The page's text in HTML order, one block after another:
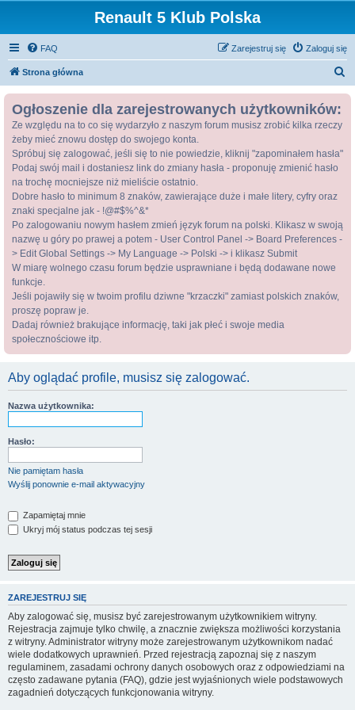
Renault 5 Klub Polska
FAQ Zaloguj się
Zarejestruj się
Strona główna
Ogłoszenie dla zarejestrowanych użytkowników:
Ze względu na to co się wydarzyło z naszym forum musisz zrobić kilka rzeczy
żeby mieć znowu dostęp do swojego konta.
Spróbuj się zalogować, jeśli się to nie powiedzie, kliknij "zapominałem hasła"
Podaj swój mail i dostaniesz link do zmiany hasła - proponuję zmienić hasło
na trochę mocniejsze niż mieliście ostatnio.
Dobre hasło to minimum 8 znaków, zawierające duże i małe litery, cyfry oraz
znaki specjalne jak - !@#$%^&*
Po zalogowaniu nowym hasłem zmień język forum na polski. Klikasz w swoją
nazwę u góry po prawej a potem - User Control Panel -> Board Preferences -
> Edit Global Settings -> My Language -> Polski -> i klikasz Submit
W miarę wolnego czasu forum będzie usprawniane i będą dodawane nowe
funkcje.
Jeśli pojawiły się w twoim profilu dziwne "krzaczki" zamiast polskich znaków,
proszę popraw je.
Dadaj również brakujące informację, taki jak płeć i swoje media
społecznościowe itp.
Aby oglądać profile, musisz się zalogować.
Nazwa użytkownika:
Hasło:
Nie pamiętam hasła
Wyślij ponownie e-mail aktywacyjny
Zapamiętaj mnie
Ukryj mój status podczas tej sesji
ZAREJESTRUJ SIĘ
Aby zalogować się, musisz być zarejestrowanym użytkownikiem witryny.
Rejestracja zajmuje tylko chwilę, a znacznie zwiększa możliwości korzystania
z witryny. Administrator witryny może zarejestrowanym użytkownikom nadać
wiele dodatkowych uprawnień. Przed rejestracją zapoznaj się z naszym
regulaminem, zasadami ochrony danych osobowych oraz z odpowiedziami na
często zadawane pytania (FAQ), gdzie jest wyjaśnionych wiele podstawowych
zagadnień dotyczących funkcjonowania witryny.